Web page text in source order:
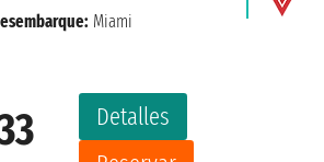
Detalles
Miami